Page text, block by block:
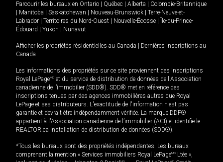
Parcourir les bureaux en Ontario Québec Alberta
Colombie-Britannique
Manitoba Saskatchewan Nouveau-Brunswick
Terre-Neuve-et-
Labrador
Territoires du Nord-Ouest Nouvelle-Écosse
Île-du-Prince-
Édouard
Yukon Nunavut
Afficher les propriétés résidentielles au Canada
Dernières inscriptions au
Canada
Les informations des propriétés sur ce site proviennent des inscriptions
Royal LePageMD et du service de distribution de données de l'Association
canadienne de l’immobilier (SDD®). SDD® met en référence des
inscriptions tenues par des agences immobilières autres que Royal
LePage et ses distributeurs. L'exactitude de l'information n'est pas
garantie et devrait être indépendamment vérifiée. La marque DDF®
appartient à l'Association canadienne de l’immobilier (ACI) et identifie le
REALTOR.ca Installation de distribution de données (SDD®).
*Tous les bureaux sont des propriétés indépendantes. Les bureaux
comprenant la mention « Services immobiliers Royal LePageMD Ltée »,